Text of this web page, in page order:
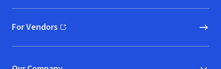
For Vendors
(opens in new window)